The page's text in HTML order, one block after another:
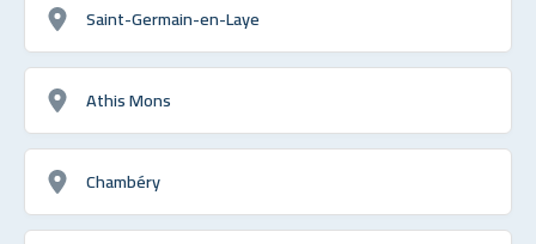
Saint-Germain-en-Laye
Athis Mons
Chambéry